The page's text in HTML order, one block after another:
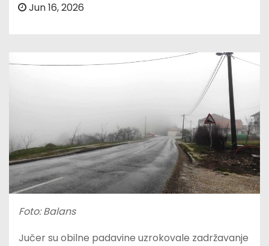
Jun 16, 2026
Foto: Balans
Jučer su obilne padavine uzrokovale zadržavanje